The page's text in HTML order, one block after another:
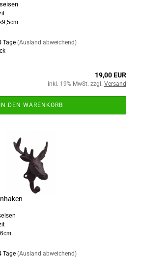
Tage (Ausland abweichend)
19,00 EUR
inkl. 19% MwSt. zzgl. Versand
IN DEN WARENKORB
Tage (Ausland abweichend)